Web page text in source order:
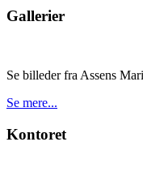
Gallerier
Se billeder fra Assens
Se mere...
Kontoret